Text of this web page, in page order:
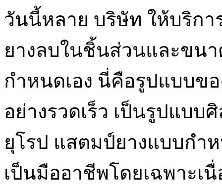
วันนี้หลาย บริษัท ให้บริกา
ยางลบในชิ้นส่วนและขน
กำหนดเอง นี่คือรูปแบบข
อย่างรวดเร็ว เป็นรูปแบบ
ยุโรป แสตมป์ยางแบบกำ
เป็นมืออาชีพโดยเฉพาะเ